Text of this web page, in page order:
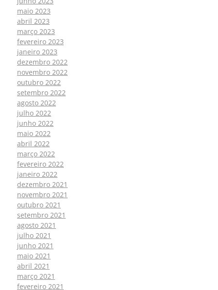
maio 2023
abril 2023
março 2023
fevereiro 2023
janeiro 2023
dezembro 2022
novembro 2022
outubro 2022
setembro 2022
agosto 2022
julho 2022
junho 2022
maio 2022
abril 2022
março 2022
fevereiro 2022
janeiro 2022
dezembro 2021
novembro 2021
outubro 2021
setembro 2021
agosto 2021
julho 2021
junho 2021
maio 2021
abril 2021
março 2021
fevereiro 2021